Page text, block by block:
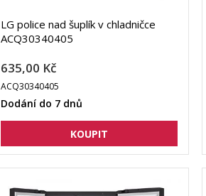
LG police nad šuplík v chladničce
ACQ30340405
635,00 Kč
ACQ30340405
Dodání do 7 dnů